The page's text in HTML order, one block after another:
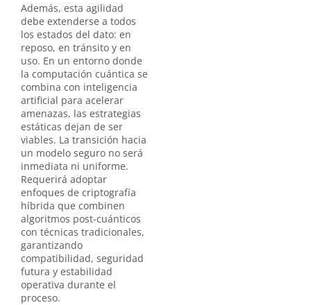
Además, esta agilidad
debe extenderse a todos
los estados del dato: en
reposo, en tránsito y en
uso. En un entorno donde
la computación cuántica se
combina con inteligencia
artificial para acelerar
amenazas, las estrategias
estáticas dejan de ser
viables. La transición hacia
un modelo seguro no será
inmediata ni uniforme.
Requerirá adoptar
enfoques de criptografía
híbrida que combinen
algoritmos post-cuánticos
con técnicas tradicionales,
garantizando
compatibilidad, seguridad
futura y estabilidad
operativa durante el
proceso.